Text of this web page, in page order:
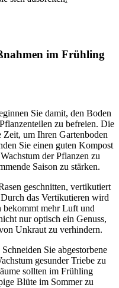
im Frühling
Sie damit, den Boden
zu befreien. Die
Zeit, um Ihren Gartenboden
Sie einen guten Kompost
der Pflanzen zu
Saison zu stärken.
geschnitten, vertikutiert
das Vertikutieren wird
bekommt mehr Luft und
nur optisch ein Genuss,
Unkraut zu verhindern.
Schneiden Sie abgestorbene
gesunder Triebe zu
sollten im Frühling
Blüte im Sommer zu